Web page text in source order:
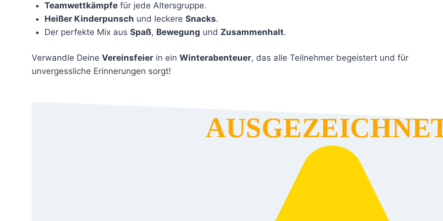
Teamwettkämpfefür jede Altersgruppe.
Heißer Kinderpunsch und leckere Snacks.
Der perfekte Mix aus Spaß, Bewegung und Zusammenhalt.
Verwandle Deine Vereinsfeier in ein Winterabenteuer, das alle Teilnehmer begeistert und für
unvergessliche Erinnerungen sorgt!